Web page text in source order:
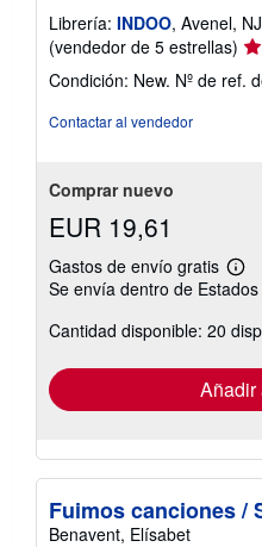
Librería: INDOO, Avenel,
(vendedor de 5 estrellas)
del
Condición: New. Nº de ref.
Contactar al vendedor
Comprar nuevo
EUR 19,61
Gastos de envío gratis
Más
las
envío
Se envía dentro de
Cantidad disponible: 20
Añadir
Fuimos canciones /
Benavent, Elísabet